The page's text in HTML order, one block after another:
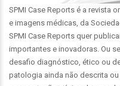
SPMI Case Reports é a revista
e imagens médicas, da
SPMI Case Reports quer
importantes e inovadoras. Ou
desafio diagnóstico, ético ou
patologia ainda não descrita ou